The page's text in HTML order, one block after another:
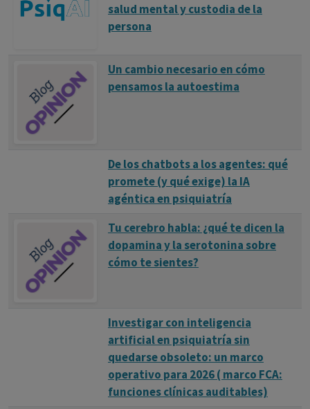
salud mental y custodia de la
persona
Un cambio necesario en cómo
pensamos la autoestima
De los chatbots a los agentes: qué
promete (y qué exige) la IA
agéntica en psiquiatría
Tu cerebro habla: ¿qué te dicen la
dopamina y la serotonina sobre
cómo te sientes?
Investigar con inteligencia
artificial en psiquiatría sin
quedarse obsoleto: un marco
operativo para 2026 ( marco FCA:
funciones clínicas auditables)